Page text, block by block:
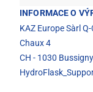
INFORMACE O
KAZ Europe Sàrl
Chaux 4
CH - 1030 Bussigny